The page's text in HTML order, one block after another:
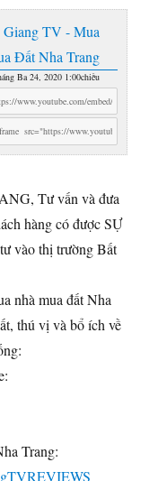
Giang TV - Mua
Đất Nha Trang
Ba 24, 2020 1:00chiều
Tư vấn và đưa
hàng có được SỰ
vào thị trường Bất
nhà mua đất Nha
thú vị và bổ ích về
Trang: